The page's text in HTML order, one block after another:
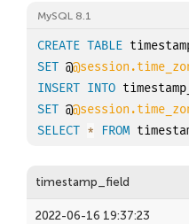
MySQL 8.1
CREATE TABLE
SET @
INSERT INTO
SET @
SELECT * FROM
timestamp_field
2022-06-16 19:37:23